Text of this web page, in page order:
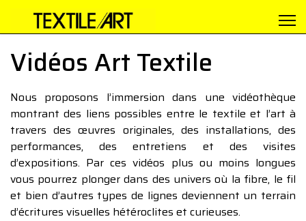
Vidéos Art Textile
Nous proposons l’immersion dans une vidéothèque
montrant des liens possibles entre le textile et l’art à
travers des œuvres originales, des installations, des
performances, des entretiens et des visites
d’expositions. Par ces vidéos plus ou moins longues
vous pourrez plonger dans des univers où la fibre, le fil
et bien d’autres types de lignes deviennent un terrain
d’écritures visuelles hétéroclites et curieuses.